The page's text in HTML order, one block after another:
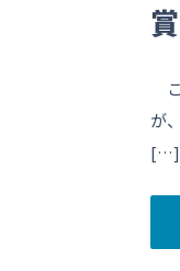
が
[…]